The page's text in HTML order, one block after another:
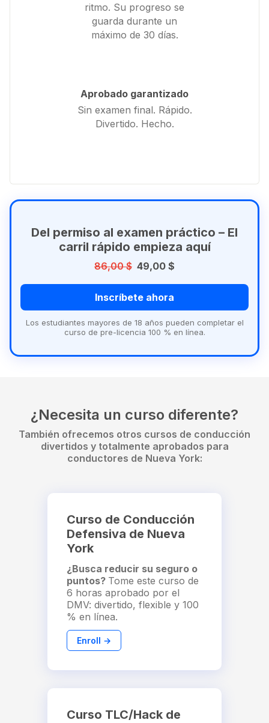
ritmo. Su progreso se
guarda durante un
máximo de 30 días.
Aprobado garantizado
Sin examen final. Rápido.
Divertido. Hecho.
Del permiso al examen práctico – El
carril rápido empieza aquí
86,00 $ 49,00 $
Inscríbete ahora
Los estudiantes mayores de 18 años pueden completar el
curso de pre-licencia 100 % en línea.
¿Necesita un curso diferente?
También ofrecemos otros cursos de conducción
divertidos y totalmente aprobados para
conductores de Nueva York:
Curso de Conducción
Defensiva de Nueva
York
¿Busca reducir su seguro o
puntos? Tome este curso de
6 horas aprobado por el
DMV: divertido, flexible y 100
% en línea.
Enroll →
Curso TLC/Hack de